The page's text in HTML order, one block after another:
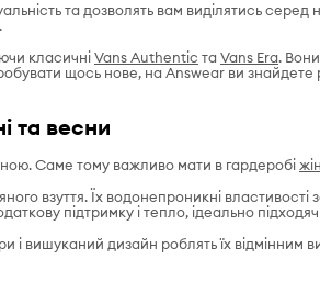
та дозволять вам виділятись серед
класичніVans Authentic таVans Era.
щось нове, на Answear ви знайдете
та весни
Саме тому важливо мати в гардеробі
взуття. Їх водонепроникні
підтримку і тепло, ідеально
і вишуканий дизайн роблять їх відмінним